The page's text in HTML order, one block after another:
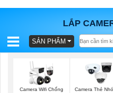
LẮP
BÁO
TRỌN
SẢN PHẨM
Camera Wifi Chống
Camera Thẻ